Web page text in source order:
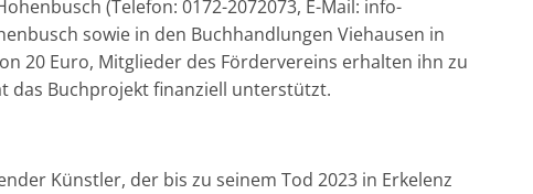
(Telefon: 0172-2072073, E-Mail: info-
sowie in den Buchhandlungen Viehausen in
20 Euro, Mitglieder des Fördervereins erhalten ihn zu
das Buchprojekt finanziell unterstützt.
Künstler, der bis zu seinem Tod 2023 in Erkelenz